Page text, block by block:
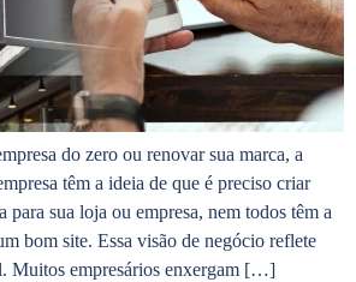
do zero ou renovar sua marca, a
têm a ideia de que é preciso criar
para sua loja ou empresa, nem todos têm a
bom site. Essa visão de negócio reflete
Muitos empresários enxergam […]